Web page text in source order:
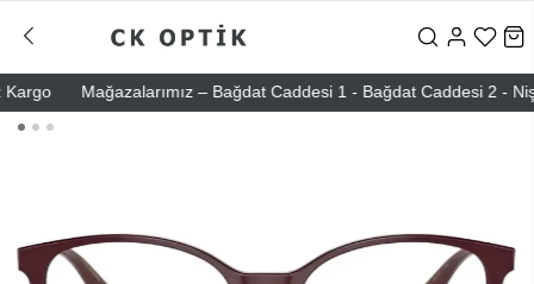
Mağazalarımız – Bağdat Caddesi 1 - Bağdat Caddesi 2 -